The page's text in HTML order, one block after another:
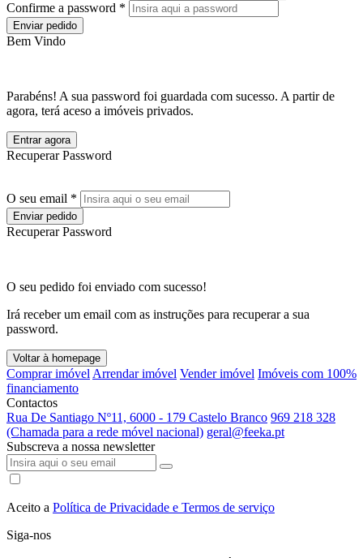
Confirme a password *
Enviar pedido
Bem Vindo
Parabéns! A sua password foi guardada com sucesso. A partir de
agora, terá aceso a imóveis privados.
Entrar agora
Recuperar Password
O seu email *
Enviar pedido
Recuperar Password
O seu pedido foi enviado com sucesso!
Irá receber um email com as instruções para recuperar a sua
password.
Voltar à homepage
Comprar imóvel Arrendar imóvel Vender imóvel Imóveis com 100%
financiamento
Contactos
Rua De Santiago Nº11, 6000 - 179 Castelo Branco 969 218 328
(Chamada para a rede móvel nacional) geral@feeka.pt
Subscreva a nossa newsletter
Aceito a Política de Privacidade e Termos de serviço
Siga-nos